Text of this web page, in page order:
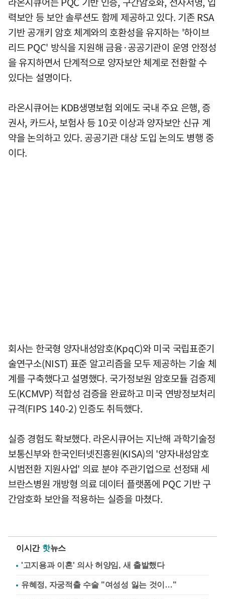
력보안 등 보안 솔루션도 함께 제공하고 있다. 기존 RSA
기반 공개키 암호 체계와의 호환성을 유지하는 '하이브
리드 PQC' 방식을 지원해 금융·공공기관이 운영 안정성
을 유지하면서 단계적으로 양자보안 체계로 전환할 수
있다는 설명이다.
라온시큐어는 KDB생명보험 외에도 국내 주요 은행, 증
권사, 카드사, 보험사 등 10곳 이상과 양자보안 신규 계
약을 논의하고 있다. 공공기관 대상 도입 논의도 병행 중
이다.
회사는 한국형 양자내성암호(KpqC)와 미국 국립표준기
술연구소(NIST) 표준 알고리즘을 모두 제공하는 기술 체
계를 구축했다고 설명했다. 국가정보원 암호모듈 검증제
도(KCMVP) 적합성 검증을 완료하고 미국 연방정보처리
규격(FIPS 140-2) 인증도 취득했다.
실증 경험도 확보했다. 라온시큐어는 지난해 과학기술정
보통신부와 한국인터넷진흥원(KISA)의 '양자내성암호
시범전환 지원사업' 의료 분야 주관기업으로 선정돼 세
브란스병원 개방형 의료 데이터 플랫폼에 PQC 기반 구
간암호화 보안을 적용하는 실증을 마쳤다.
이시간 핫뉴스
'고지용과 이혼' 의사 허양임, 새 출발했다
유혜정, 자궁적출 수술 "여성성 잃는 것이…"